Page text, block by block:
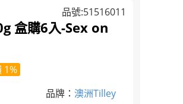
品號:51516011
盒購6入-Sex on
1%
品牌： 澳洲Tilley